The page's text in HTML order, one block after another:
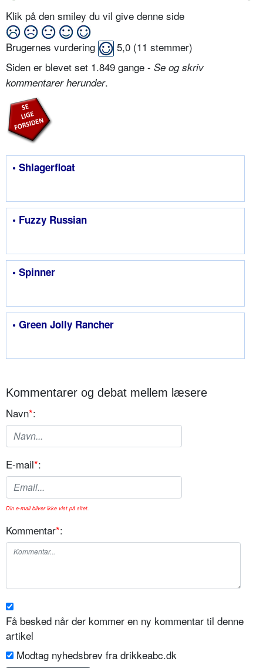
Klik på den smiley du vil give denne side
Brugernes vurdering 5,0 (11 stemmer)
Siden er blevet set 1.849 gange - Se og skriv
kommentarer herunder.
• Shlagerfloat
• Fuzzy Russian
• Spinner
• Green Jolly Rancher
Kommentarer og debat mellem læsere
Navn*:
E-mail*:
Din e-mail bliver ikke vist på sitet.
Kommentar*:
Få besked når der kommer en ny kommentar til denne
artikel
Modtag nyhedsbrev fra drikkeabc.dk